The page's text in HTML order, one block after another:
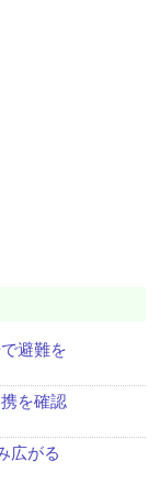
避難を
を確認
広がる